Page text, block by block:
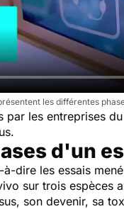
les différentes
par les entreprises
d'un
dire les essais
sur trois espèces
son devenir, sa